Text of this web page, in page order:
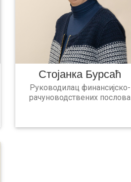
Стојанка Бурсаћ
Руководилац финансијско-
рачуноводствених послова